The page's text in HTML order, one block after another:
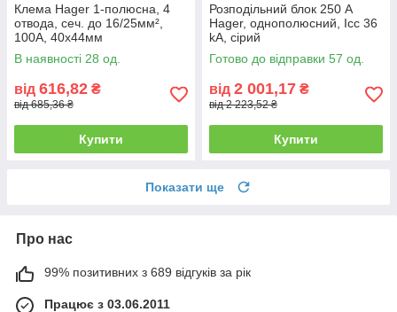
Клема Hager 1-полюсна, 4
отвода, сеч. до 16/25мм²,
100А, 40x44мм
В наявності 28 од.
від 616,82 ₴
від 685,36 ₴
Купити
Розподільний блок 250 А
Hager, однополюсний, Icc 36
kA, сірий
Готово до відправки 57 од.
від 2 001,17 ₴
від 2 223,52 ₴
Купити
Показати ще
Про нас
99% позитивних з 689 відгуків за рік
Працює з 03.06.2011